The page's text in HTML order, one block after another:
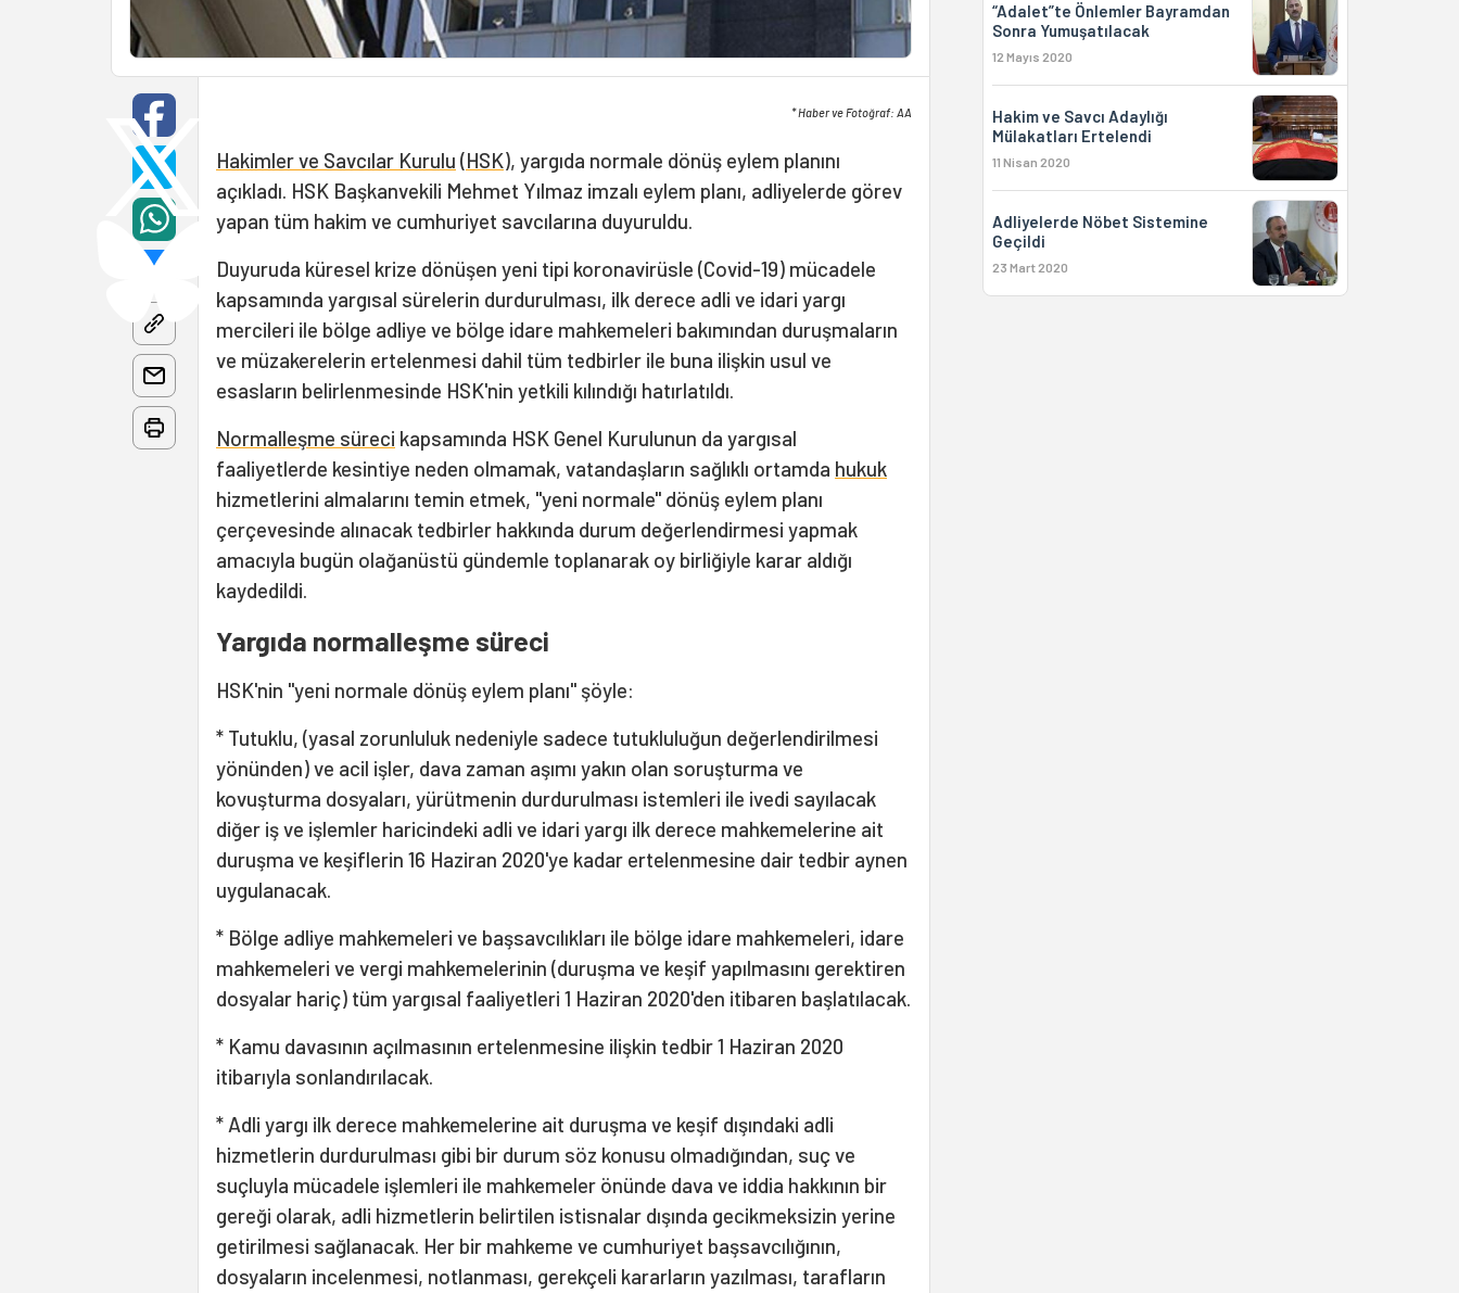
* Haber ve Fotoğraf: AA
Hakimler ve Savcılar Kurulu (HSK), yargıda normale dönüş eylem planını
açıkladı. HSK Başkanvekili Mehmet Yılmaz imzalı eylem planı, adliyelerde görev
yapan tüm hakim ve cumhuriyet savcılarına duyuruldu.
Duyuruda küresel krize dönüşen yeni tipi koronavirüsle (Covid-19) mücadele
kapsamında yargısal sürelerin durdurulması, ilk derece adli ve idari yargı
mercileri ile bölge adliye ve bölge idare mahkemeleri bakımından duruşmaların
ve müzakerelerin ertelenmesi dahil tüm tedbirler ile buna ilişkin usul ve
esasların belirlenmesinde HSK'nin yetkili kılındığı hatırlatıldı.
Normalleşme süreci kapsamında HSK Genel Kurulunun da yargısal
faaliyetlerde kesintiye neden olmamak, vatandaşların sağlıklı ortamda hukuk
hizmetlerini almalarını temin etmek, "yeni normale" dönüş eylem planı
çerçevesinde alınacak tedbirler hakkında durum değerlendirmesi yapmak
amacıyla bugün olağanüstü gündemle toplanarak oy birliğiyle karar aldığı
kaydedildi.
Yargıda normalleşme süreci
HSK'nin "yeni normale dönüş eylem planı" şöyle:
* Tutuklu, (yasal zorunluluk nedeniyle sadece tutukluluğun değerlendirilmesi
yönünden) ve acil işler, dava zaman aşımı yakın olan soruşturma ve
kovuşturma dosyaları, yürütmenin durdurulması istemleri ile ivedi sayılacak
diğer iş ve işlemler haricindeki adli ve idari yargı ilk derece mahkemelerine ait
duruşma ve keşiflerin 16 Haziran 2020'ye kadar ertelenmesine dair tedbir aynen
uygulanacak.
* Bölge adliye mahkemeleri ve başsavcılıkları ile bölge idare mahkemeleri, idare
mahkemeleri ve vergi mahkemelerinin (duruşma ve keşif yapılmasını gerektiren
dosyalar hariç) tüm yargısal faaliyetleri 1 Haziran 2020'den itibaren başlatılacak.
* Kamu davasının açılmasının ertelenmesine ilişkin tedbir 1 Haziran 2020
itibarıyla sonlandırılacak.
* Adli yargı ilk derece mahkemelerine ait duruşma ve keşif dışındaki adli
hizmetlerin durdurulması gibi bir durum söz konusu olmadığından, suç ve
suçluyla mücadele işlemleri ile mahkemeler önünde dava ve iddia hakkının bir
gereği olarak, adli hizmetlerin belirtilen istisnalar dışında gecikmeksizin yerine
getirilmesi sağlanacak. Her bir mahkeme ve cumhuriyet başsavcılığının,
dosyaların incelenmesi, notlanması, gerekçeli kararların yazılması, tarafların
“Adalet”te Önlemler Bayramdan
Sonra Yumuşatılacak
12 Mayıs 2020
Hakim ve Savcı Adaylığı
Mülakatları Ertelendi
11 Nisan 2020
Adliyelerde Nöbet Sistemine
Geçildi
23 Mart 2020